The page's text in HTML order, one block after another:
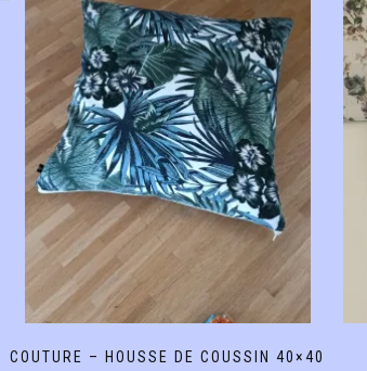
COUTURE – HOUSSE DE COUSSIN 40×40